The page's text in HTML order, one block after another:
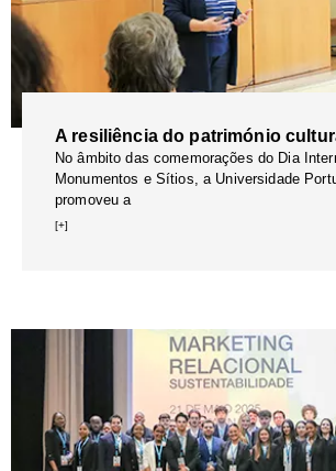
A resiliência do património
No âmbito das comemorações do Dia
Monumentos e Sítios, a Universidade
promoveu a
[+]